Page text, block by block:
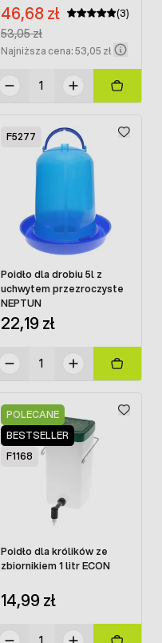
Cena promocyjna:
46,68 zł
Regular Price:
53,05 zł
(3)
Najniższa cena: 53,05 zł
F5277
Poidło dla drobiu 5l z
uchwytem przezroczyste
NEPTUN
22,19 zł
POLECANE
BESTSELLER
F1168
Poidło dla królików ze
zbiornikiem 1 litr ECON
14,99 zł